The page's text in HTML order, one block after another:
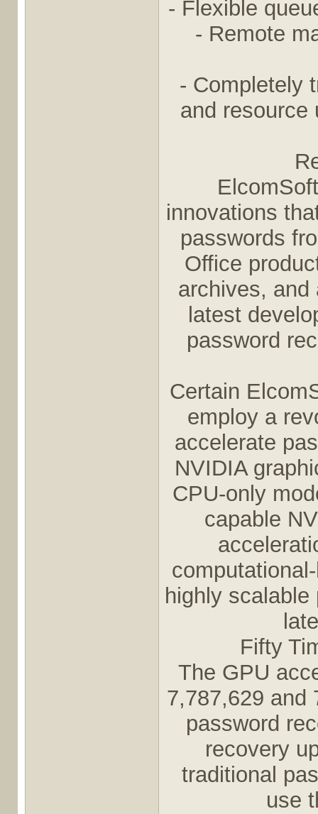
- Flexible
- Remote
- Completely
and resource
innovations
passwords
Office
archives, and
latest
password
Certain
employ a
accelerate
NVIDIA
CPU-only
capable
highly
Fifty
The GPU
7,787,629 and
password
recovery
traditional
use